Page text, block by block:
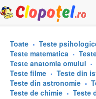
Toate Teste
Teste matematica
Teste anatomia omului
Teste filme
Teste din
Teste din astronomie
Teste de chimie
Teste